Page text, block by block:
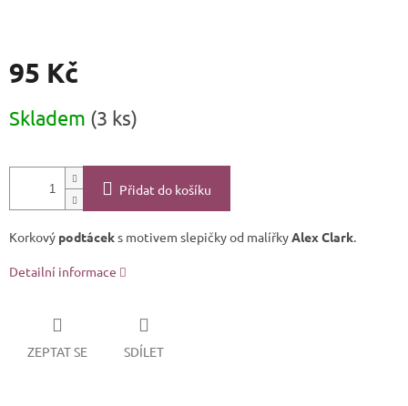
95 Kč
cena:
Skladem (3 ks)
Přidat do košíku
Korkový podtáceks motivem slepičky od malířkyAlex Clark.
Detailní informace
ZEPTAT SE SDÍLET